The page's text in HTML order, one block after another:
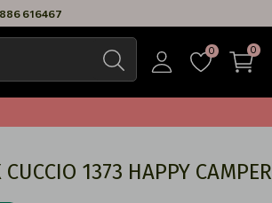
616467
0 0
1373 HAPPY